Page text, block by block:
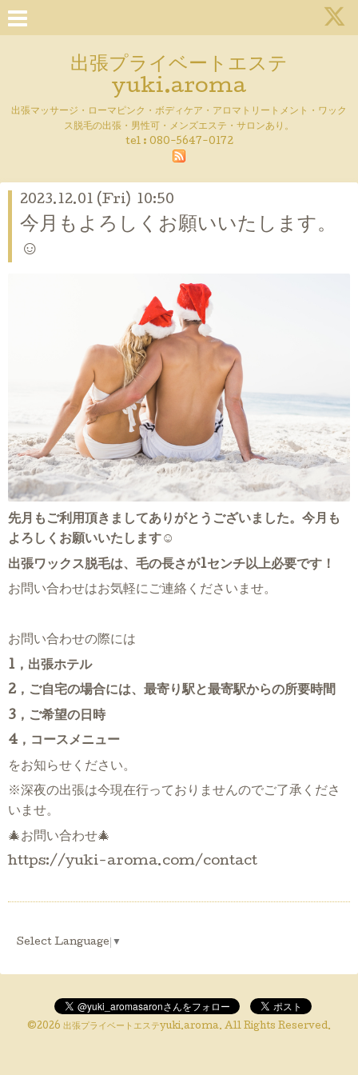
出張プライベートエステ
yuki.aroma
出張マッサージ・ローマピンク・ボディケア・アロマトリートメント・ワック
ス脱毛の出張・男性可・メンズエステ・サロンあり。
tel : 080-5647-0172
2023.12.01 (Fri) 10:50
今月もよろしくお願いいたします。
☺
先月もご利用頂きましてありがとうございました。今月も
よろしくお願いいたします☺
出張ワックス脱毛は、毛の長さが1センチ以上必要です！
お問い合わせはお気軽にご連絡くださいませ。
お問い合わせの際には
1，出張ホテル
2，ご自宅の場合には、最寄り駅と最寄駅からの所要時間
3，ご希望の日時
4，コースメニュー
をお知らせください。
※深夜の出張は今現在行っておりませんのでご了承くださ
いませ。
🎄お問い合わせ🎄
https://yuki-aroma.com/contact
Select Language ▼
©2026 出張プライベートエステyuki.aroma. All Rights Reserved.